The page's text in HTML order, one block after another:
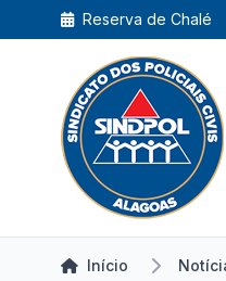
Reserva de Chalé
Início